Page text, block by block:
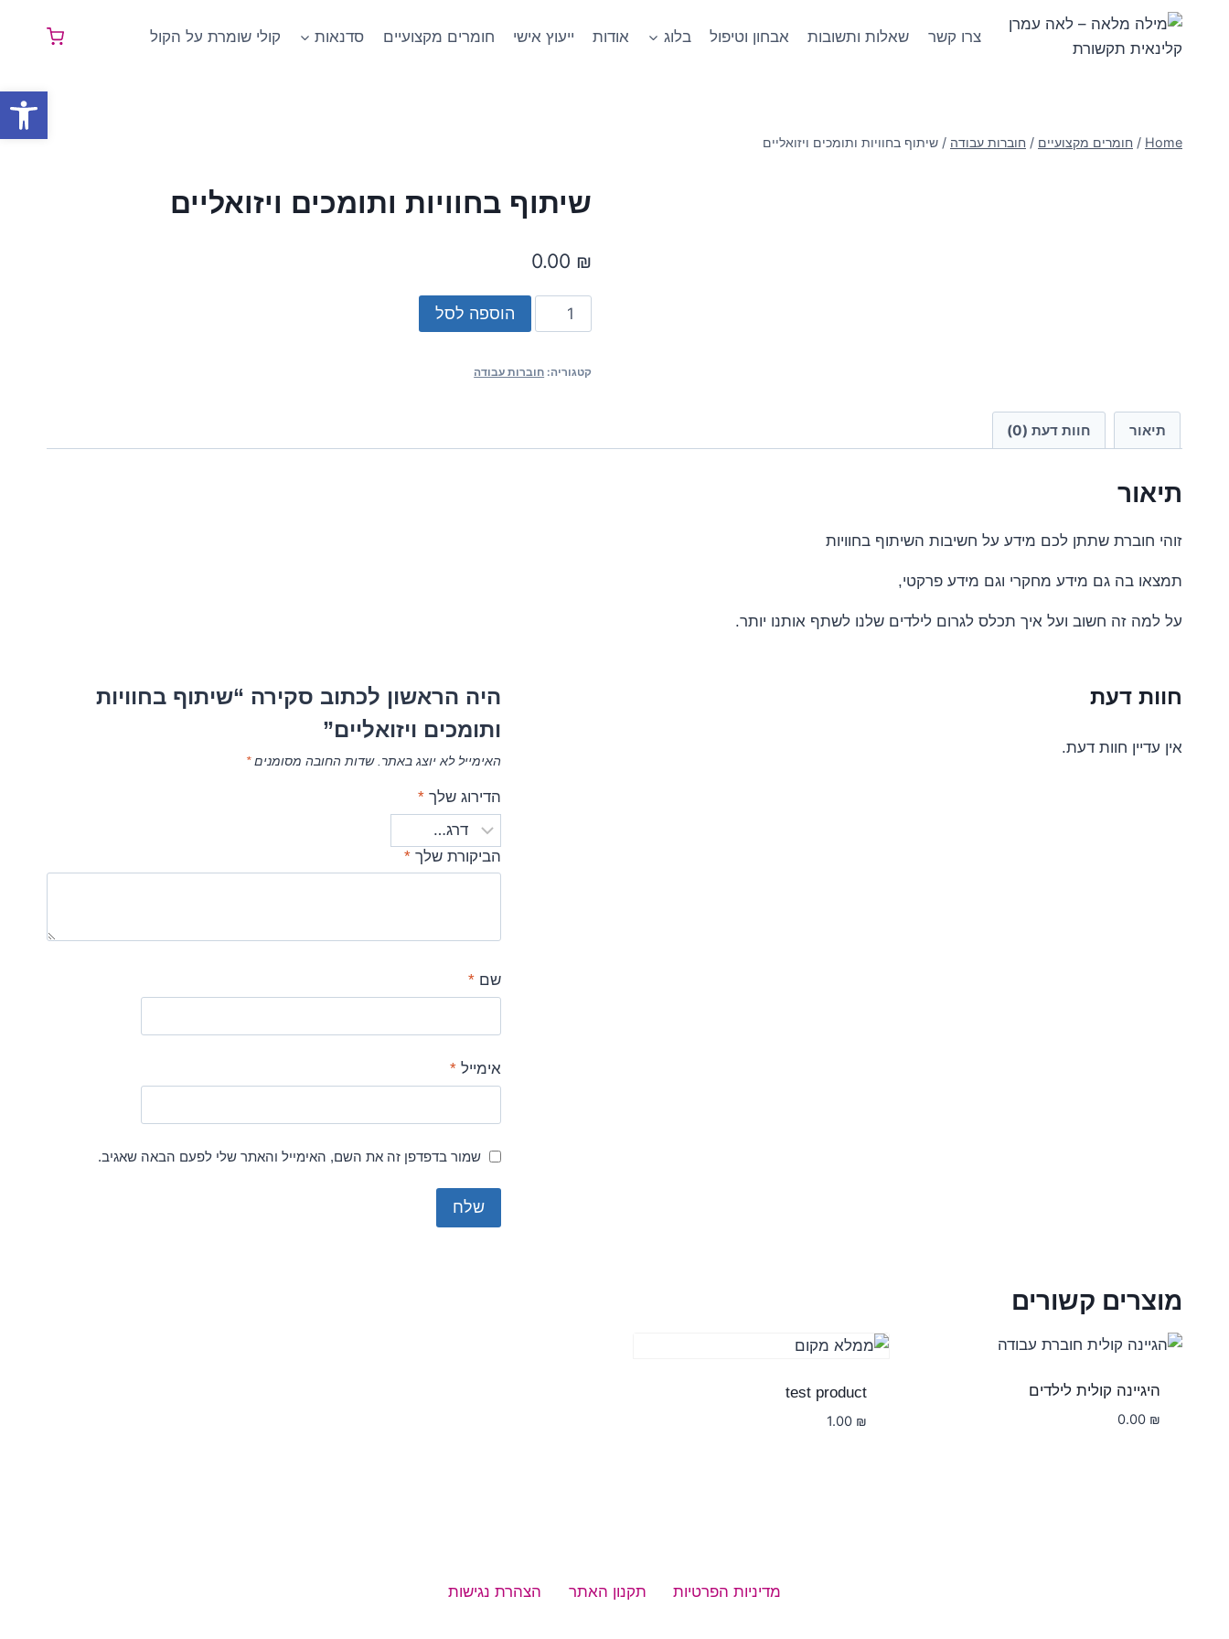
צרו קשר שאלות ותשובות אבחון וטיפול בלוג אודות ייעוץ אישי חומרים מקצועיים סדנאות קולי שומרת על הקול
Home
/ חומרים מקצועיים / חוברות עבודה / שיתוף בחוויות ותומכים ויזואליים
שיתוף בחוויות ותומכים ויזואליים
0.00 ₪
הוספה לסל
קטגוריה: חוברות עבודה
תיאור חוות דעת (0)
תיאור
זוהי חוברת שתתן לכם מידע על חשיבות השיתוף בחוויות
תמצאו בה גם מידע מחקרי וגם מידע פרקטי,
על למה זה חשוב ועל איך תכלס לגרום לילדים שלנו לשתף אותנו יותר.
חוות דעת
אין עדיין חוות דעת.
היה הראשון לכתוב סקירה “שיתוף בחוויות
ותומכים ויזואליים”
האימייל לא יוצג באתר. שדות החובה מסומנים*
הדירוג שלך*
הביקורת שלך*
שם*
אימייל*
שמור בדפדפן זה את השם, האימייל והאתר שלי לפעם הבאה שאגיב.
מוצרים קשורים
היגיינה קולית לילדים
0.00 ₪
test product
1.00 ₪
מדיניות הפרטיות תקנון האתר הצהרת נגישות